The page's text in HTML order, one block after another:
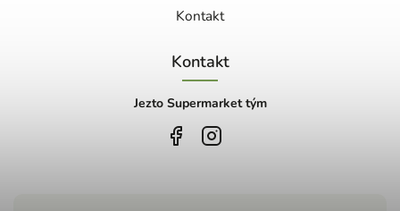
Kontakt
Kontakt
Jezto Supermarket tým